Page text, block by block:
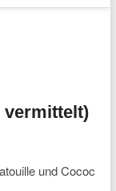
vermittelt)
und Cococ